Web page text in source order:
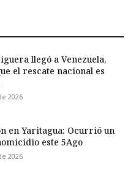
llegó a Venezuela,
el rescate nacional es
2026
en Yaritagua: Ocurrió un
este 5Ago
2026